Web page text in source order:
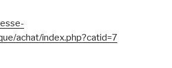
achat/index.php?catid=7